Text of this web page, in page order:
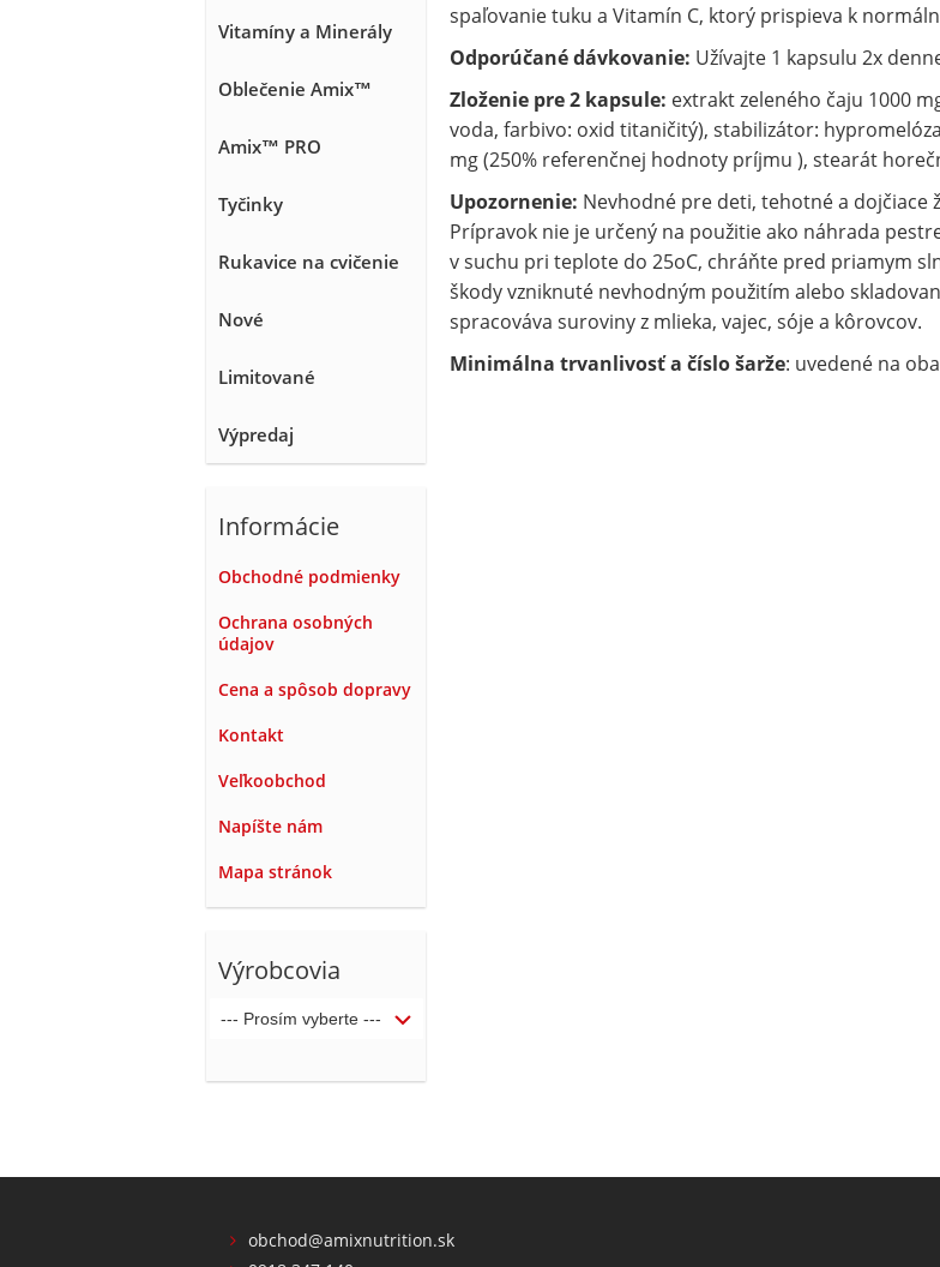
Vitamíny a Minerály
Oblečenie Amix™
Amix™ PRO
Tyčinky
Rukavice na cvičenie
Nové
Limitované
Výpredaj
Informácie
Obchodné podmienky
Ochrana osobných
údajov
Cena a spôsob dopravy
Kontakt
Veľkoobchod
Napíšte nám
Mapa stránok
Výrobcovia
spaľovanie tuku a Vitamín C, ktorý prispieva k
Odporúčané dávkovanie: Užívajte 1 kapsulu 2x
Zloženie pre 2 kapsule: extrakt zeleného čaju 1000
voda, farbivo: oxid titaničitý), stabilizátor:
mg (250% referenčnej hodnoty príjmu ), stearát
Upozornenie: Nevhodné pre deti, tehotné a dojčiace
Prípravok nie je určený na použitie ako náhrada
v suchu pri teplote do 25oC, chráňte pred priamym
škody vzniknuté nevhodným použitím alebo
spracováva suroviny z mlieka, vajec, sóje a kôrovcov.
Minimálna trvanlivosť a číslo šarže: uvedené na
obchod@amixnutrition.sk